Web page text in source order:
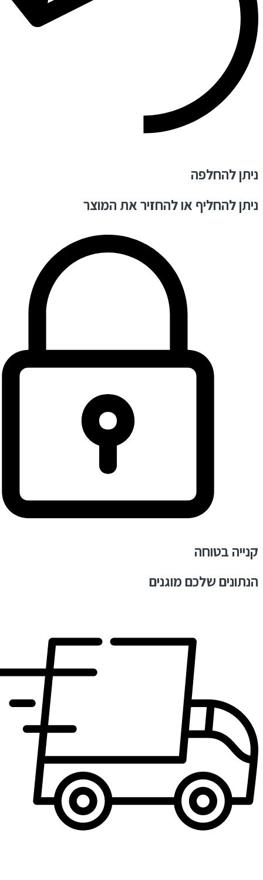
ניתן להחלפה
ניתן להחליף או להחזיר את המוצר
קנייה בטוחה
הנתונים שלכם מוגנים